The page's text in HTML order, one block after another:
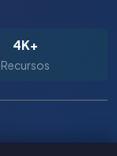
4K+
Recursos